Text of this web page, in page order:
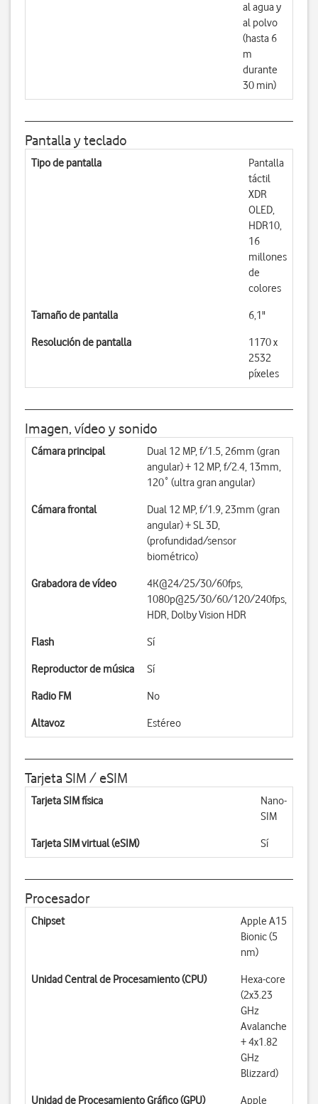
al agua y
al polvo
(hasta 6
m
durante
30 min)
Pantalla y teclado
Tipo de pantalla
Pantalla
táctil
XDR
OLED,
HDR10,
16
millones
de
colores
Tamaño de pantalla 6,1"
Resolución de pantalla
1170 x
2532
píxeles
Imagen, vídeo y sonido
Cámara principal
Dual 12 MP, f/1.5, 26mm (gran
angular) + 12 MP, f/2.4, 13mm,
120˚ (ultra gran angular)
Cámara frontal
Dual 12 MP, f/1.9, 23mm (gran
angular) + SL 3D,
(profundidad/sensor
biométrico)
Grabadora de vídeo
4K@24/25/30/60fps,
1080p@25/30/60/120/240fps,
HDR, Dolby Vision HDR
Flash Sí
Reproductor de música Sí
Radio FM No
Altavoz Estéreo
Tarjeta SIM / eSIM
Tarjeta SIM física
Nano-
SIM
Tarjeta SIM virtual (eSIM) Sí
Procesador
Chipset
Apple A15
Bionic (5
nm)
Unidad Central de Procesamiento (CPU)
Hexa-core
(2x3.23
GHz
Avalanche
+ 4x1.82
GHz
Blizzard)
Unidad de Procesamiento Gráfico (GPU) Apple